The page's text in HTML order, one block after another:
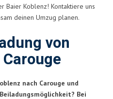
Baier Koblenz! Kontaktiere uns
deinen Umzug planen.
von
nach Carouge und
Bei